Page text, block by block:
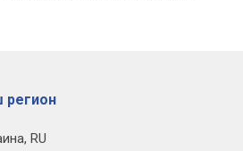
регион
, RU